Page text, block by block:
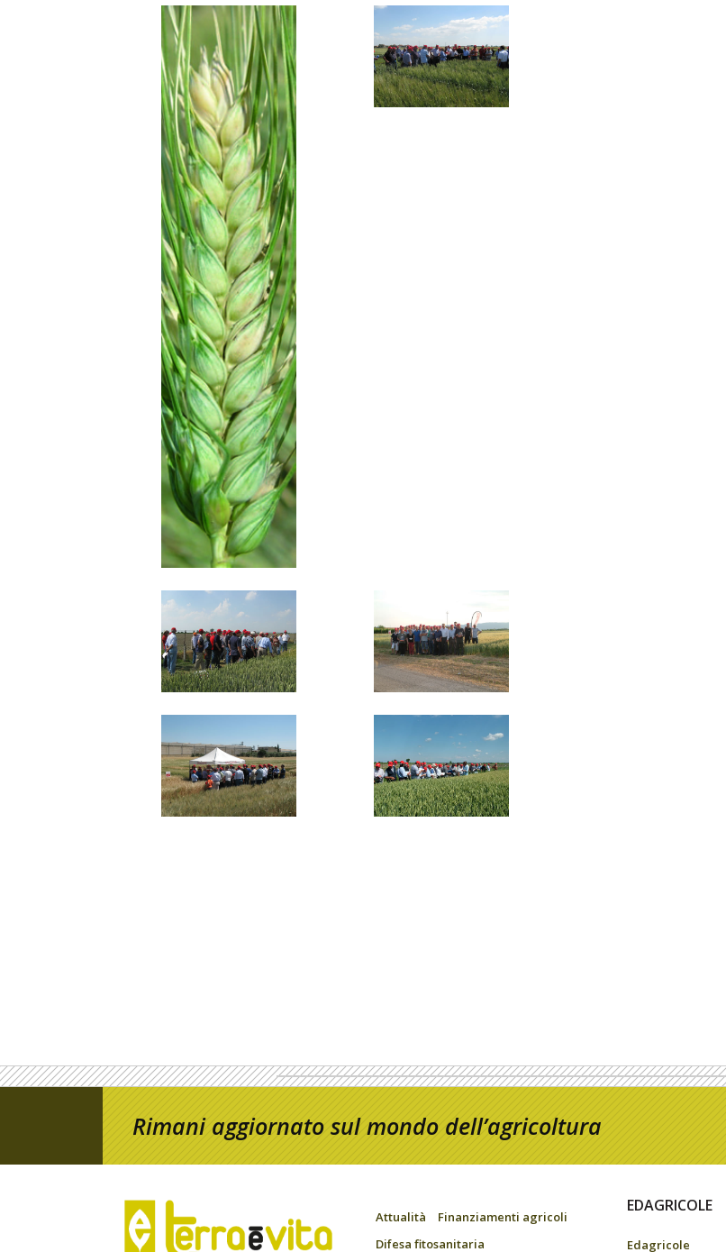
Rimani aggiornato sul mondo dell’agricoltura
Attualità
Finanziamenti agricoli
Difesa fitosanitaria
EDAGRICOLE
Edagricole